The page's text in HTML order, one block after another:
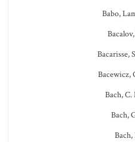
Babo,
Bacarisse,
Bacewicz,
Bach, C.
Bach,
Bach,